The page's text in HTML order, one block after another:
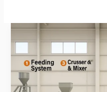
E
quanto
à
linha
de
produção